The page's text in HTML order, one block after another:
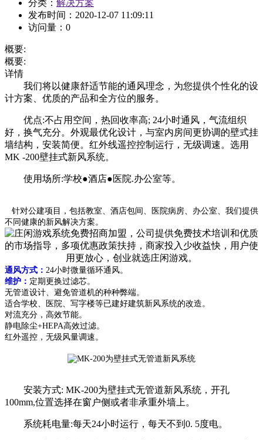
分类： 解决方案
发布时间： 2020-12-07 11:09:11
访问量： 0
概要:
概要:
详情
我们将以健康舒适节能的通风理念，为您提供个性化的设
计方案、优质的产品和全方位的服务。
优点:不占用空间，热回收率高; 24小时通风，气流组织
好，换气充分。外观最优化设计，与室内房间更协调的壁式挂
墙结构，安装简便。红外线遥控控制运行，无级调速。选用
MK -200壁挂式新风系统。
使用场所:学校●酒店●医院.办公室等。
针对公建项目，包括教室、酒店包间、医院病房、办公室、我们提供
不同健康的新风解决方案。
通风方式： 24小时微量循环通风。
维护： 定期更换过滤芯。
无管道设计、避免管道机的种种弊端。
适合学校、医院、写字楼等已建好建筑新风系统的改造。
对流充分，高效节能。
静电除尘+HEPA高效过滤。
红外遥控，无级风量调速。
安装方式: MK-200为壁挂式无管道新风系统，开孔
100mm,位置选择在窗户侧或者非承重外墙上。
系统耗电量:每天24小时运行，每天不到0. 5度电。